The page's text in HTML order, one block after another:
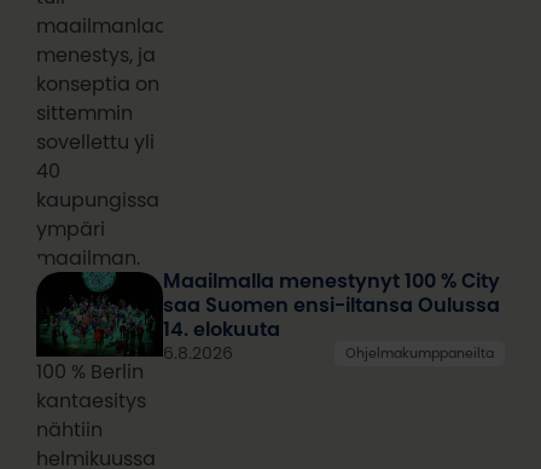
maailmanlaajuinen
menestys, ja
konseptia on
sittemmin
sovellettu yli
40
kaupungissa
ympäri
maailman.
100 % Berlin
kantaesitys
nähtiin
helmikuussa
Maailmalla menestynyt 100 % City
saa Suomen ensi-iltansa Oulussa
14. elokuuta
6.8.2026 Ohjelmakumppaneilta